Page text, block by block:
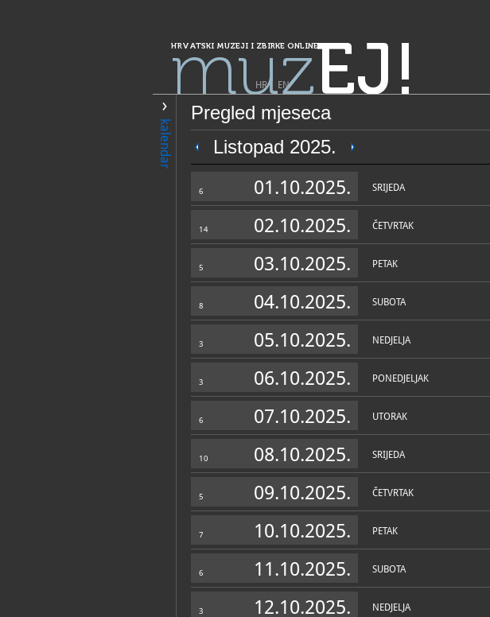
HRVATSKI MUZEJI I ZBIRKE ONLINE
muzEJ!
HR| EN
kalendar
Pregled mjeseca
Listopad 2025.
6 01.10.2025. SRIJEDA
14 02.10.2025. ČETVRTAK
5 03.10.2025. PETAK
8 04.10.2025. SUBOTA
3 05.10.2025. NEDJELJA
3 06.10.2025. PONEDJELJAK
6 07.10.2025. UTORAK
10 08.10.2025. SRIJEDA
5 09.10.2025. ČETVRTAK
7 10.10.2025. PETAK
6 11.10.2025. SUBOTA
3 12.10.2025. NEDJELJA
PRETRAŽIVANJE
Grad Zagreb
Samostalna zbirka -
"Jozo Kljaković"
OPĆI PODACI
Zbirke